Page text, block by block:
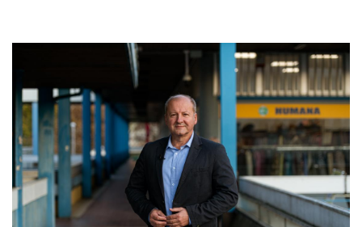
KERÜLET
BALOLDALI
VEZETÉSE)